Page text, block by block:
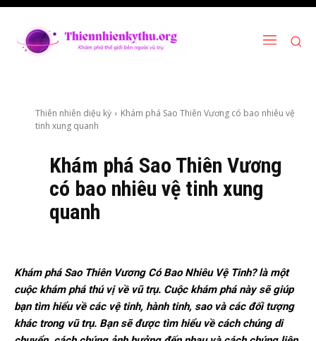
Thiên nhiên diệu kỳ
Khám phá Sao Thiên Vương có bao nhiêu vệ
tinh xung quanh
Khám phá Sao Thiên Vương
có bao nhiêu vệ tinh xung
quanh
Khám phá Sao Thiên Vương Có Bao Nhiêu Vệ Tinh? là một
cuộc khám phá thú vị về vũ trụ. Cuộc khám phá này sẽ giúp
bạn tìm hiểu về các vệ tinh, hành tinh, sao và các đối tượng
khác trong vũ trụ. Bạn sẽ được tìm hiểu về cách chúng di